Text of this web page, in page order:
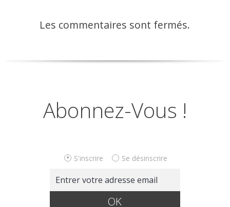
Les commentaires sont fermés.
Abonnez-Vous !
S'inscrire Se désinscrire